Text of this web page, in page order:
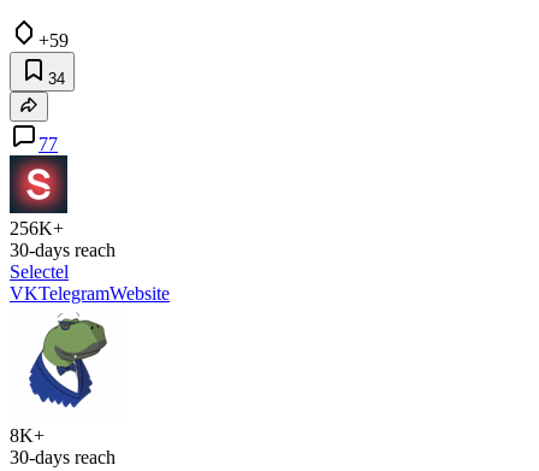
+59
34
77
256K+
30-days reach
Selectel
VKTelegramWebsite
8K+
30-days reach